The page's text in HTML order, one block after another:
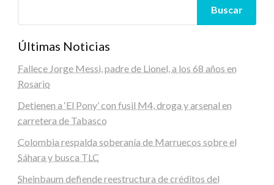
Buscar
Últimas Noticias
Fallece Jorge Messi, padre de Lionel, a los 68 años en
Rosario
Detienen a ‘El Pony’ con fusil M4, droga y arsenal en
carretera de Tabasco
Colombia respalda soberanía de Marruecos sobre el
Sáhara y busca TLC
Sheinbaum defiende reestructura de créditos del